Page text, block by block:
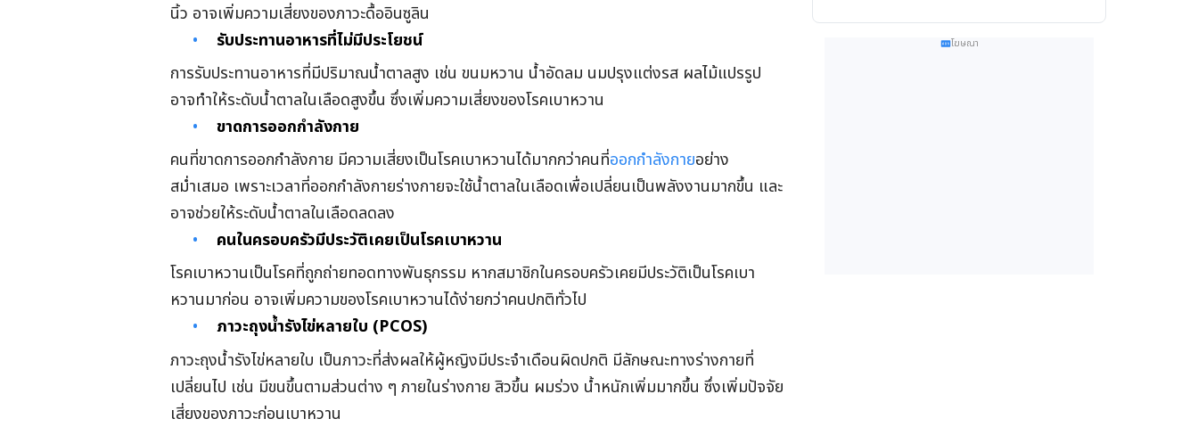
นิ้ว อาจเพิ่มความเสี่ยงของภาวะดื้ออินซูลิน
รับประทานอาหารที่ไม่มีประโยชน์
การรับประทานอาหารที่มีปริมาณน้ำตาลสูง เช่น ขนมหวาน น้ำอัดลม นมปรุงแต่งรส ผลไม้แปรรูป
อาจทำให้ระดับน้ำตาลในเลือดสูงขึ้น ซึ่งเพิ่มความเสี่ยงของโรคเบาหวาน
ขาดการออกกำลังกาย
คนที่ขาดการออกกำลังกาย มีความเสี่ยงเป็นโรคเบาหวานได้มากกว่าคนที่ออกกำลังกายอย่าง
สม่ำเสมอ เพราะเวลาที่ออกกำลังกายร่างกายจะใช้น้ำตาลในเลือดเพื่อเปลี่ยนเป็นพลังงานมากขึ้น และ
อาจช่วยให้ระดับน้ำตาลในเลือดลดลง
คนในครอบครัวมีประวัติเคยเป็นโรคเบาหวาน
โรคเบาหวานเป็นโรคที่ถูกถ่ายทอดทางพันธุกรรม หากสมาชิกในครอบครัวเคยมีประวัติเป็นโรคเบา
หวานมาก่อน อาจเพิ่มความของโรคเบาหวานได้ง่ายกว่าคนปกติทั่วไป
ภาวะถุงน้ำรังไข่หลายใบ (PCOS)
ภาวะถุงน้ำรังไข่หลายใบ เป็นภาวะที่ส่งผลให้ผู้หญิงมีประจำเดือนผิดปกติ มีลักษณะทางร่างกายที่
เปลี่ยนไป เช่น มีขนขึ้นตามส่วนต่าง ๆ ภายในร่างกาย สิวขึ้น ผมร่วง น้ำหนักเพิ่มมากขึ้น ซึ่งเพิ่มปัจจัย
เสี่ยงของภาวะก่อนเบาหวาน
โฆษณา